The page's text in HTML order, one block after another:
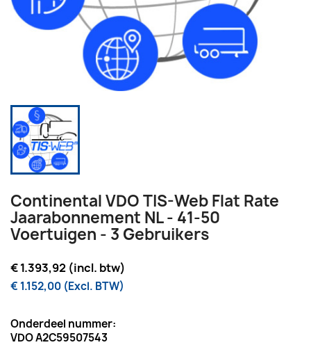
Continental VDO TIS-Web Flat Rate
Jaarabonnement NL - 41-50
Voertuigen - 3 Gebruikers
€ 1.393,92 (incl. btw)
€ 1.152,00 (Excl. BTW)
Onderdeel nummer:
VDO A2C59507543